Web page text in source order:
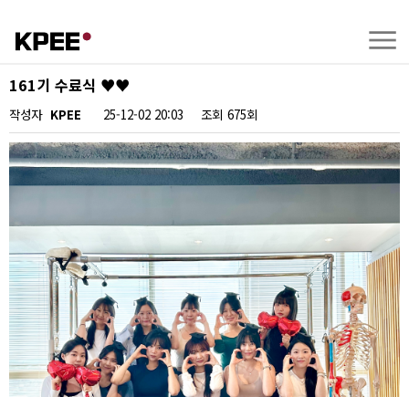
161기 수료식 ♥️♥️
작성자 KPEE 25-12-02 20:03 조회 675회